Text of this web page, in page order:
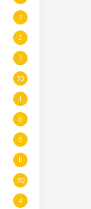
7
2
7
10
1
8
9
11
70
4